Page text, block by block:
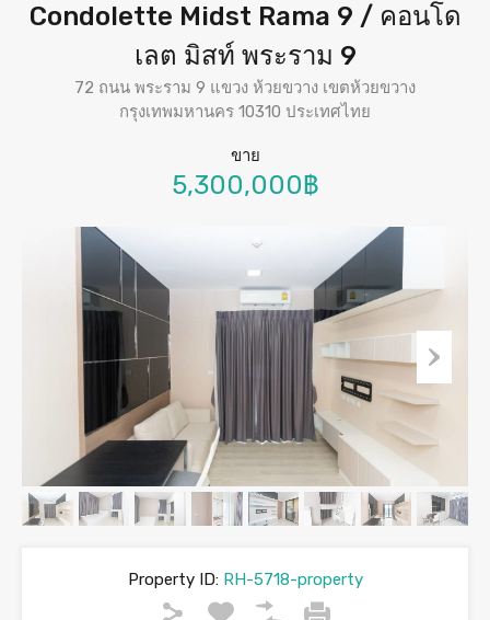
Condolette Midst Rama 9 / คอนโด
เลต มิสท์ พระราม 9
72 ถนน พระราม 9 แขวง ห้วยขวาง เขตห้วยขวาง
กรุงเทพมหานคร 10310 ประเทศไทย
ขาย
5,300,000฿
Property ID:RH-5718-property